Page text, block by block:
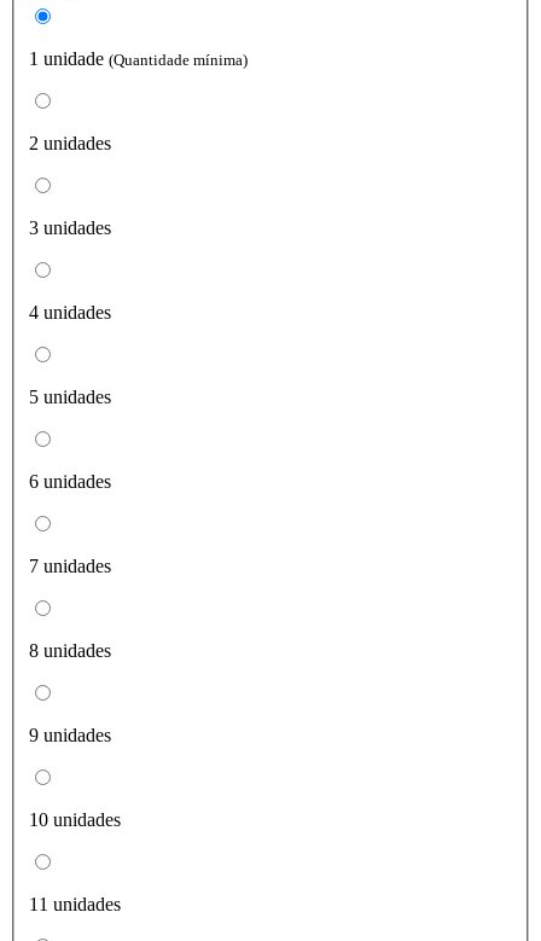
1 unidade (Quantidade mínima)
2 unidades
3 unidades
4 unidades
5 unidades
6 unidades
7 unidades
8 unidades
9 unidades
10 unidades
11 unidades